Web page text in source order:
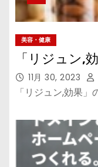
美容・健康
「リジュン,
11月 30, 2023
「リジュン,効果